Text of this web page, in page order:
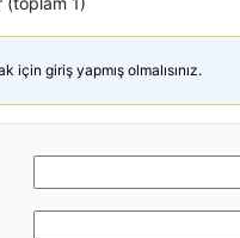
için giriş yapmış olmalısınız.